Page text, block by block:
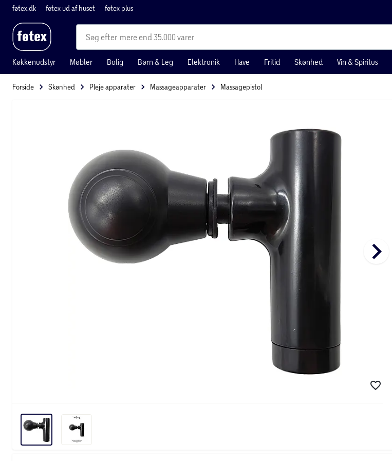
føtex.dk føtex ud af huset føtex plus
mere end 35.000 varer
Køkkenudstyr Møbler Bolig Børn & Leg Elektronik Have Fritid Skønhed Vin & Spiritus
Forside Skønhed Pleje apparater Massageapparater Massagepistol
keyboard_arrow_right